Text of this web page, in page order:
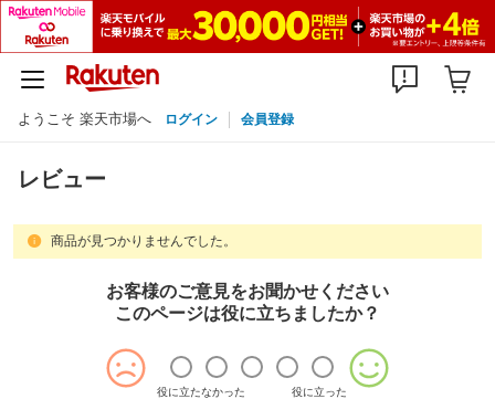
ようこそ 楽天市場へ ログイン 会員登録
レビュー
商品が見つかりませんでした。
お客様のご意見をお聞かせください
このページは役に立ちましたか？
役に立たなかった 役に立った